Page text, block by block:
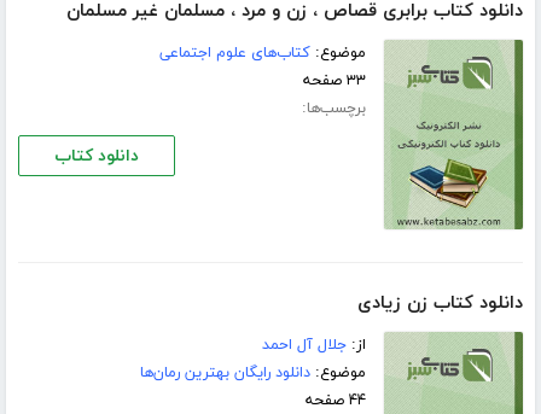
دانلود کتاب برابری قصاص ، زن و مرد ، مسلمان غیر مسلمان
موضوع:کتاب‌های علوم اجتماعی
۳۳ صفحه
برچسب‌ها:
دانلود کتاب
دانلود کتاب زن زیادی
از:جلال آل احمد
موضوع:دانلود رایگان بهترین رمان‌ها
۴۴ صفحه